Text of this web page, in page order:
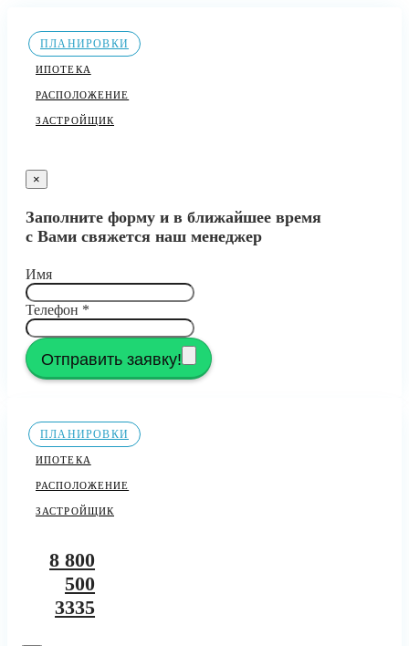
ПЛАНИРОВКИ
ИПОТЕКА
РАСПОЛОЖЕНИЕ
ЗАСТРОЙЩИК
×
Заполните форму и в ближайшее время
с Вами свяжется наш менеджер
Имя
Телефон *
Отправить заявку!
ПЛАНИРОВКИ
ИПОТЕКА
РАСПОЛОЖЕНИЕ
ЗАСТРОЙЩИК
8 800
500
3335